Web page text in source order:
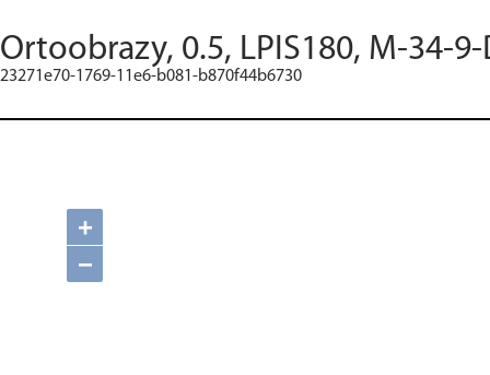
Ortoobrazy, 0.5, LPIS180, M-34-
23271e70-1769-11e6-b081-b870f44b6730
+
−